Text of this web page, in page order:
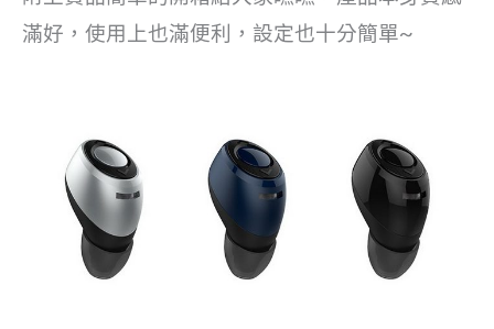
滿好，使用上也滿便利，設定也十分簡單~